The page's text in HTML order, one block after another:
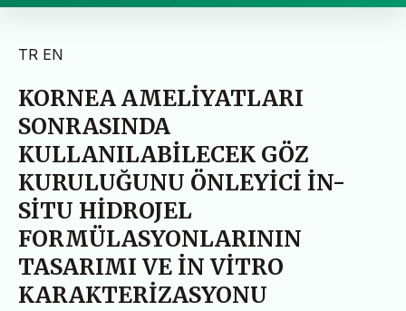
TR EN
KORNEA AMELİYATLARI
SONRASINDA
KULLANILABİLECEK GÖZ
KURULUĞUNU ÖNLEYİCİ İN-
SİTU HİDROJEL
FORMÜLASYONLARININ
TASARIMI VE İN VİTRO
KARAKTERİZASYONU